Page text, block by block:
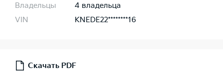
Владельцы
4 владельца
VIN
KNEDE22********16
Скачать PDF